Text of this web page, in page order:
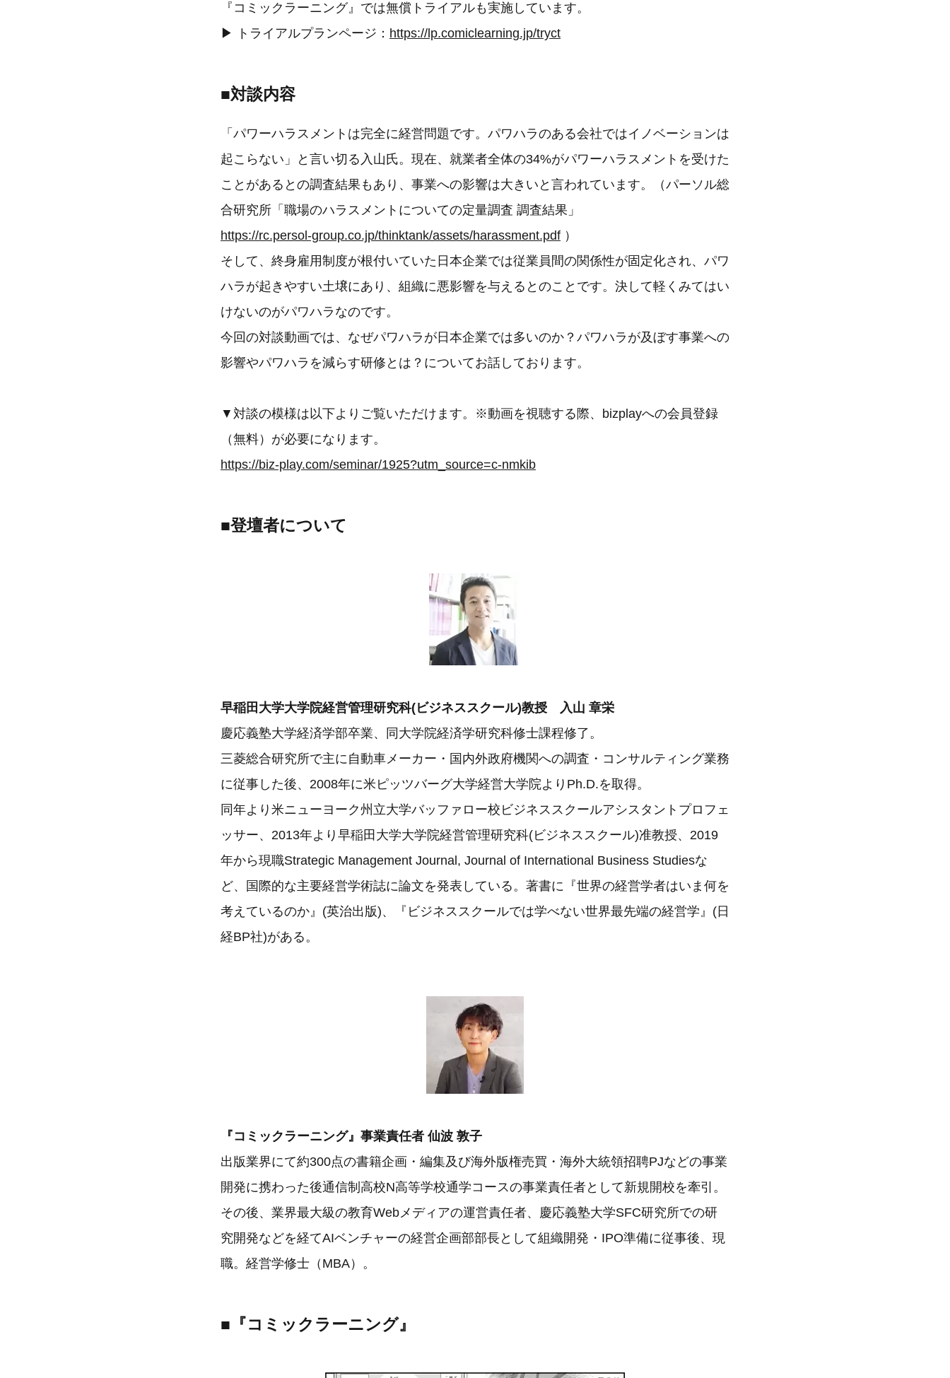
『コミックラーニング』では無償トライアルも実施しています。
▶ トライアルプランページ： https://lp.comiclearning.jp/tryct
■対談内容
「パワーハラスメントは完全に経営問題です。パワハラのある会社ではイノベーションは
起こらない」と言い切る入山氏。現在、就業者全体の34%がパワーハラスメントを受けた
ことがあるとの調査結果もあり、事業への影響は大きいと言われています。（パーソル総
合研究所「職場のハラスメントについての定量調査 調査結果」
https://rc.persol-group.co.jp/thinktank/assets/harassment.pdf ）
そして、終身雇用制度が根付いていた日本企業では従業員間の関係性が固定化され、パワ
ハラが起きやすい土壌にあり、組織に悪影響を与えるとのことです。決して軽くみてはい
けないのがパワハラなのです。
今回の対談動画では、なぜパワハラが日本企業では多いのか？パワハラが及ぼす事業への
影響やパワハラを減らす研修とは？についてお話しております。
▼対談の模様は以下よりご覧いただけます。※動画を視聴する際、bizplayへの会員登録
（無料）が必要になります。
https://biz-play.com/seminar/1925?utm_source=c-nmkib
■登壇者について
早稲田大学大学院経営管理研究科(ビジネススクール)教授 入山 章栄
慶応義塾大学経済学部卒業、同大学院経済学研究科修士課程修了。
三菱総合研究所で主に自動車メーカー・国内外政府機関への調査・コンサルティング業務
に従事した後、2008年に米ピッツバーグ大学経営大学院よりPh.D.を取得。
同年より米ニューヨーク州立大学バッファロー校ビジネススクールアシスタントプロフェ
ッサー、2013年より早稲田大学大学院経営管理研究科(ビジネススクール)准教授、2019
年から現職Strategic Management Journal, Journal of International Business Studiesな
ど、国際的な主要経営学術誌に論文を発表している。著書に『世界の経営学者はいま何を
考えているのか』(英治出版)、『ビジネススクールでは学べない世界最先端の経営学』(日
経BP社)がある。
『コミックラーニング』事業責任者 仙波 敦子
出版業界にて約300点の書籍企画・編集及び海外版権売買・海外大統領招聘PJなどの事業
開発に携わった後通信制高校N高等学校通学コースの事業責任者として新規開校を牽引。
その後、業界最大級の教育Webメディアの運営責任者、慶応義塾大学SFC研究所での研
究開発などを経てAIベンチャーの経営企画部部長として組織開発・IPO準備に従事後、現
職。経営学修士（MBA）。
■『コミックラーニング』